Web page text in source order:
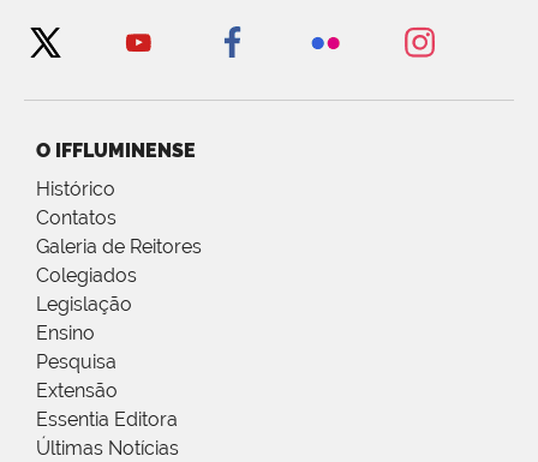
O IFFLUMINENSE
Histórico
Contatos
Galeria de Reitores
Colegiados
Legislação
Ensino
Pesquisa
Extensão
Essentia Editora
Últimas Notícias